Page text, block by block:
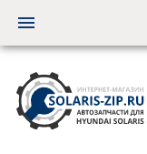
Переключить
навигацию